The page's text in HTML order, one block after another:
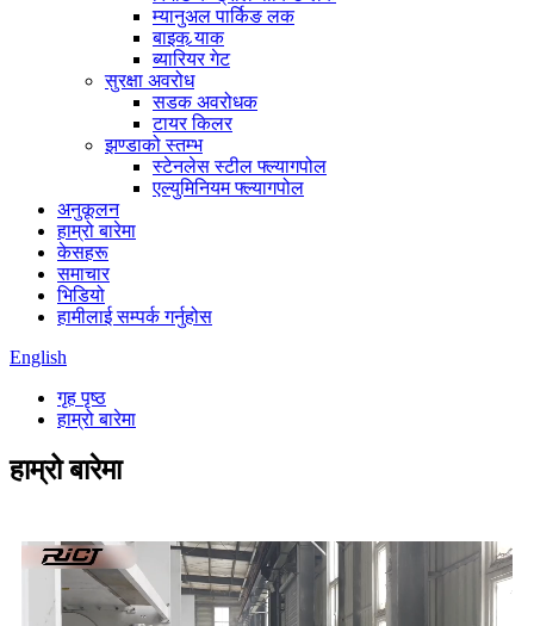
म्यानुअल पार्किङ लक
बाइक र्‍याक
ब्यारियर गेट
सुरक्षा अवरोध
सडक अवरोधक
टायर किलर
झण्डाको स्तम्भ
स्टेनलेस स्टील फ्ल्यागपोल
एल्युमिनियम फ्ल्यागपोल
अनुकूलन
हाम्रो बारेमा
केसहरू
समाचार
भिडियो
हामीलाई सम्पर्क गर्नुहोस
English
गृह पृष्ठ
हाम्रो बारेमा
हाम्रो बारेमा